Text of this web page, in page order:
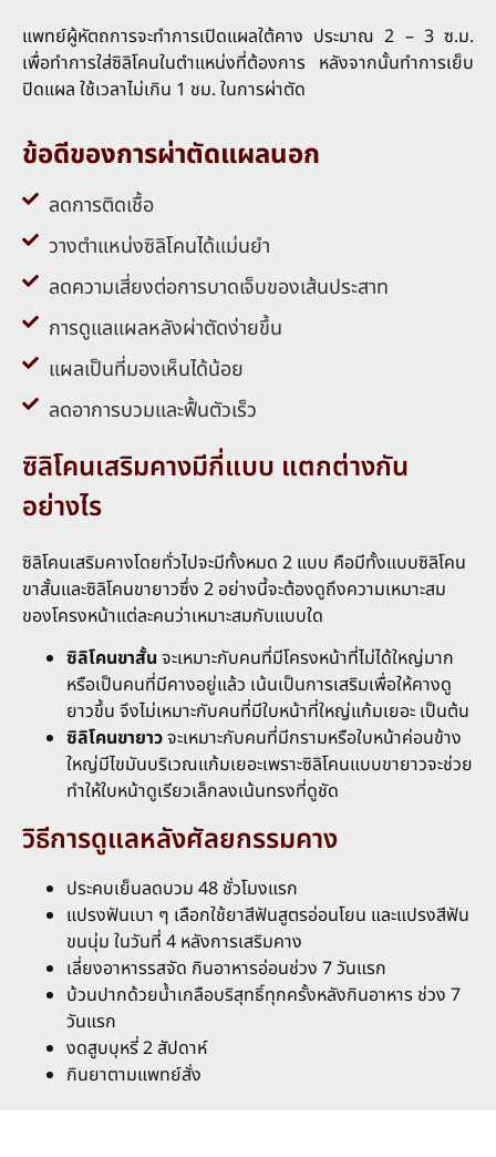
แพทย์ผู้หัตถการจะทำการเปิดแผลใต้คาง ประมาณ 2 – 3 ซ.ม.
เพื่อทำการใส่ซิลิโคนในตำแหน่งที่ต้องการ หลังจากนั้นทำการเย็บ
ปิดแผล ใช้เวลาไม่เกิน 1 ชม. ในการผ่าตัด
ข้อดีของการผ่าตัดแผลนอก
ลดการติดเชื้อ
วางตำแหน่งซิลิโคนได้แม่นยำ
ลดความเสี่ยงต่อการบาดเจ็บของเส้นประสาท
การดูแลแผลหลังผ่าตัดง่ายขึ้น
แผลเป็นที่มองเห็นได้น้อย
ลดอาการบวมและฟื้นตัวเร็ว
ซิลิโคนเสริมคางมีกี่แบบ แตกต่างกัน
อย่างไร
ซิลิโคนเสริมคางโดยทั่วไปจะมีทั้งหมด 2 แบบ คือมีทั้งแบบซิลิโคน
ขาสั้นและซิลิโคนขายาวซึ่ง 2 อย่างนี้จะต้องดูถึงความเหมาะสม
ของโครงหน้าแต่ละคนว่าเหมาะสมกับแบบใด
ซิลิโคนขาสั้น จะเหมาะกับคนที่มีโครงหน้าที่ไม่ได้ใหญ่มาก
หรือเป็นคนที่มีคางอยู่แล้ว เน้นเป็นการเสริมเพื่อให้คางดู
ยาวขึ้น จึงไม่เหมาะกับคนที่มีใบหน้าที่ใหญ่แก้มเยอะ เป็นต้น
ซิลิโคนขายาวจะเหมาะกับคนที่มีกรามหรือใบหน้าค่อนข้าง
ใหญ่มีไขมันบริเวณแก้มเยอะเพราะซิลิโคนแบบขายาวจะช่วย
ทำให้ใบหน้าดูเรียวเล็กลงเน้นทรงที่ดูชัด
วิธีการดูแลหลังศัลยกรรมคาง
ประคบเย็นลดบวม 48 ชั่วโมงแรก
แปรงฟันเบา ๆ เลือกใช้ยาสีฟันสูตรอ่อนโยน และแปรงสีฟัน
ขนนุ่ม ในวันที่ 4 หลังการเสริมคาง
เลี่ยงอาหารรสจัด กินอาหารอ่อนช่วง 7 วันแรก
บ้วนปากด้วยน้ำเกลือบริสุทธิ์ทุกครั้งหลังกินอาหาร ช่วง 7
วันแรก
งดสูบบุหรี่ 2 สัปดาห์
กินยาตามแพทย์สั่ง